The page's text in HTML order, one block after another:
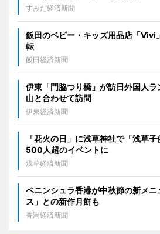
すみだ経済新聞
飯田のベビー・キッズ用品店「Vivi
転
飯田経済新聞
伊東「門脇つり橋」が訪日外国人
山と合わせて訪問
伊東経済新聞
「花火の日」に浅草神社で「浅草
500人超のイベントに
浅草経済新聞
ペニンシュラ香港が中秋節の新メ
ス」との新作月餅も
香港経済新聞